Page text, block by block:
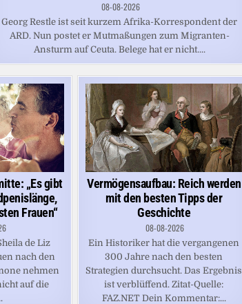
08-08-2026
Georg Restle ist seit kurzem Afrika-Korrespondent der
ARD. Nun postet er Mutmaßungen zum Migranten-
Ansturm auf Ceuta. Belege hat er nicht....
„Es gibt
Frauen“
de Liz
nach den
nehmen
auf die
Vermögensaufbau: Reich werden
mit den besten Tipps der
Geschichte
08-08-2026
Ein Historiker hat die vergangenen
300 Jahre nach den besten
Strategien durchsucht. Das Ergebnis
ist verblüffend. Zitat-Quelle:
FAZ.NET Dein Kommentar:...